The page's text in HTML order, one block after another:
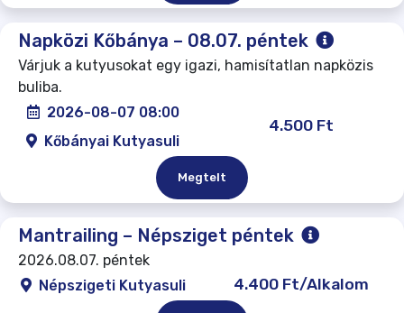
Napközi Kőbánya – 08.07. péntek
Várjuk a kutyusokat egy igazi, hamisítatlan napközis
buliba.
2026-08-07 08:00
Kőbányai Kutyasuli
4.500 Ft
Megtelt
Mantrailing – Népsziget péntek
2026.08.07. péntek
Népszigeti Kutyasuli
4.400 Ft/Alkalom